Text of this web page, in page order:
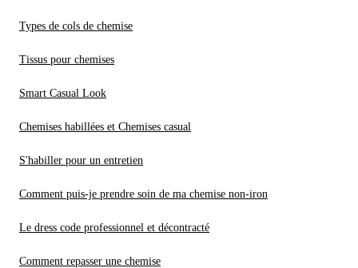
Types de cols de chemise
Tissus pour chemises
Smart Casual Look
Chemises habillées et Chemises casual
S'habiller pour un entretien
Comment puis-je prendre soin de ma chemise non-iron
Le dress code professionnel et décontracté
Comment repasser une chemise